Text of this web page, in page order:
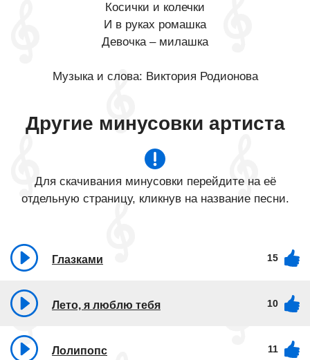
Косички и колечки
И в руках ромашка
Девочка – милашка
Музыка и слова: Виктория Родионова
Другие минусовки артиста
Для скачивания минусовки перейдите на её
отдельную страницу, кликнув на название песни.
Глазками 15
Лето, я люблю тебя 10
Лолипопс 11